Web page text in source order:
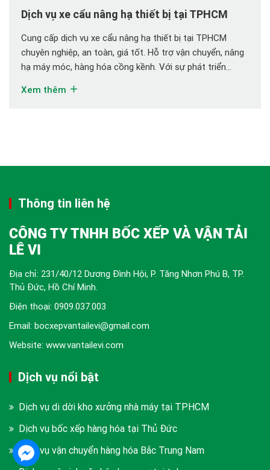
Dịch vụ xe cẩu nâng hạ thiết bị tại TPHCM
Cung cấp dịch vụ xe cẩu nâng hạ thiết bị tại TPHCM
chuyên nghiệp, an toàn, giá tốt. Hỗ trợ vận chuyển, nâng
hạ máy móc, hàng hóa cồng kềnh. Với sự phát triển
sử dụng xe cẩu nâng hạ ngày càng tăng cao. […]
Xem thêm
Thông tin liên hệ
CÔNG TY TNHH BỐC XẾP VÀ VẬN TẢI
LÊ VI
Địa chỉ: 231/40/12 Dương Đình Hội, P. Tăng Nhơn Phú B, TP.
Thủ Đức, Hồ Chí Minh.
Điện thoại: 0909.037.003
Email: bocxepvantailevi@gmail.com
Website: www.vantailevi.com
Dịch vụ nổi bật
Dịch vụ di dời kho xưởng nhà máy tại TPHCM
Dịch vụ bốc xếp hàng hóa tại Thủ Đức
Dịch vụ vận chuyển hàng hóa Bắc Trung Nam